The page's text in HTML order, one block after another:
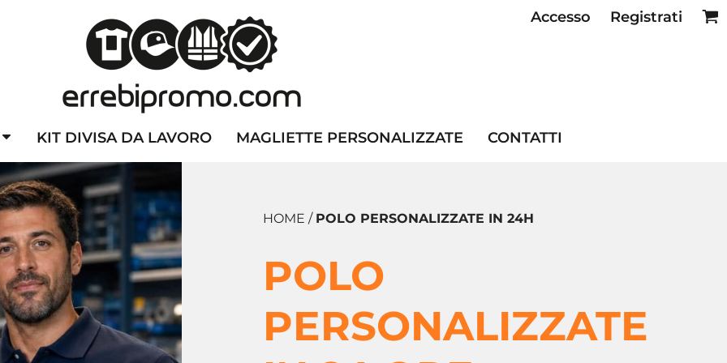
Accesso Registrati
KIT DIVISA DA LAVORO MAGLIETTE PERSONALIZZATE CONTATTI
HOME / POLO PERSONALIZZATE IN 24H
POLO
PERSONALIZZATE
CAPPELLINI PERSONALIZZATI ALTA VISIBILITA'